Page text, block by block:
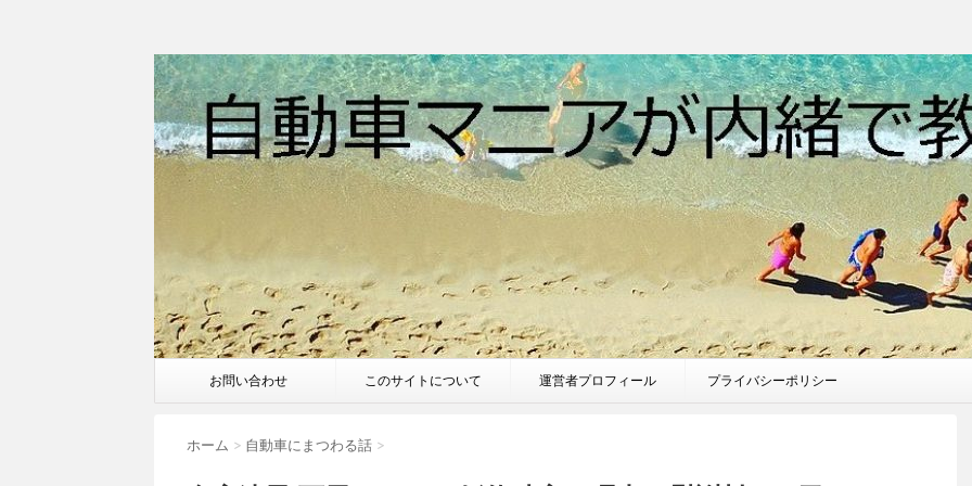
お問い合わせ このサイトについて 運営者プロフィール プライバシーポリシー
ホーム > 自動車にまつわる話 >